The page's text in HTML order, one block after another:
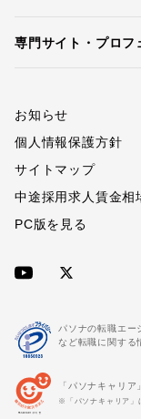
専門サイト・プロフ
お知らせ
個人情報保護方針
サイトマップ
中途採用求人賃金相
PC版を見る
パソナの転職エー
など転職に関する
「パソナキャリ
※「パソナキャリア」